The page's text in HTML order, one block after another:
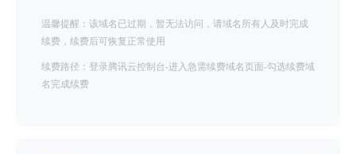
温馨提醒：该域名已过期，暂无法访问，请域名所有人及时完成
续费，续费后可恢复正常使用
续费路径：登录腾讯云控制台-进入急需续费域名页面-勾选续费域
名完成续费